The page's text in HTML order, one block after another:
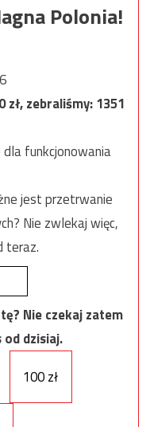
Polonia!
zł, zebraliśmy:1351
funkcjonowania
jest przetrwanie
Nie zwlekaj więc,
teraz.
Nie czekaj zatem
dzisiaj.
100 zł